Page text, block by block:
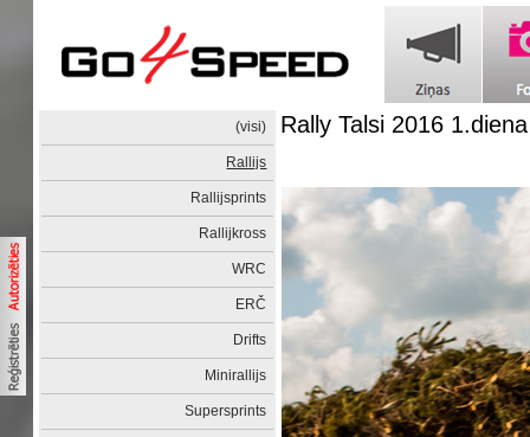
(visi)
Rallijs
Rallijsprints
Rallijkross
WRC
ERČ
Drifts
Minirallijs
Supersprints
Rally Talsi 2016 1.diena